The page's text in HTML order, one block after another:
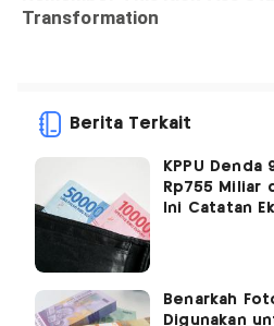
Berita Terkait
KPPU Denda
Rp755 Miliar
Ini Catatan
Benarkah
Digunakan